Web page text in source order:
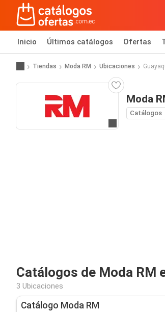
Inicio Últimos catálogos Ofertas
Tiendas Moda RM Ubicaciones
Moda
Catálogos
Catálogos de Moda RM
3 Ubicaciones
Catálogo Moda RM